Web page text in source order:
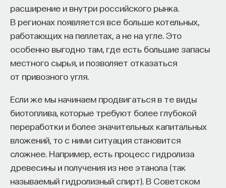
расширение и внутри российского рынка.
В регионах появляется все больше котельных,
работающих на пеллетах, а не на угле. Это
особенно выгодно там, где есть большие запасы
местного сырья, и позволяет отказаться
от привозного угля.
Если же мы начинаем продвигаться в те виды
биотоплива, которые требуют более глубокой
переработки и более значительных капитальных
вложений, то с ними ситуация становится
сложнее. Например, есть процесс гидролиза
древесины и получения из нее этанола (так
называемый гидролизный спирт). В Советском
то есть забота о том, как человек будет работать
за пределами университета и насколько
эффективным окажется в команде и профессии.
Университет не всегда может точно
предсказать, какие именно рабочие места ждут
выпускника, но сама эта оптика тоже остается
в какой из этих логик работает университет,
у него будут совершенно разные ответы
на вопрос о целях образования».
Университет должен строить
будущее